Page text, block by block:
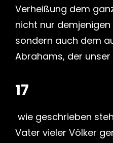
Verheißung dem
nicht nur
sondern auch dem
Abrahams, der
17
wie geschrieben
Vater vieler Völker